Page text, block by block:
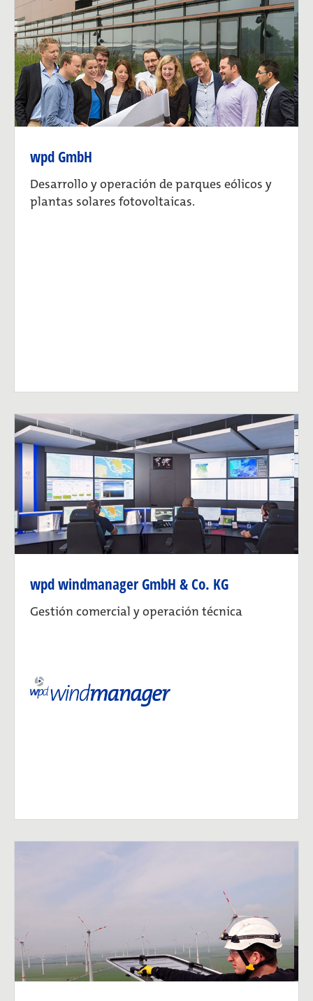
wpd GmbH
Desarrollo y operación de parques eólicos y
plantas solares fotovoltaicas.
wpd windmanager GmbH & Co. KG
Gestión comercial y operación técnica